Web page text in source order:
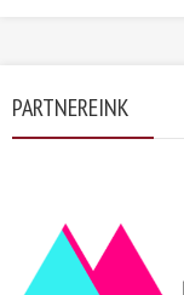
PARTNEREINK